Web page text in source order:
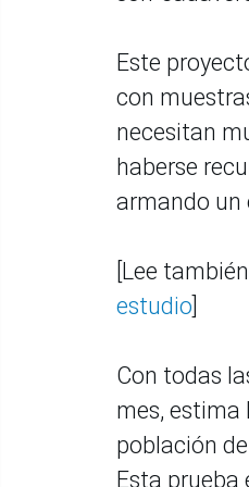
Este
con
necesitan
haberse
armando un
[Lee
estudio]
Con todas
mes, estima
población
Esta